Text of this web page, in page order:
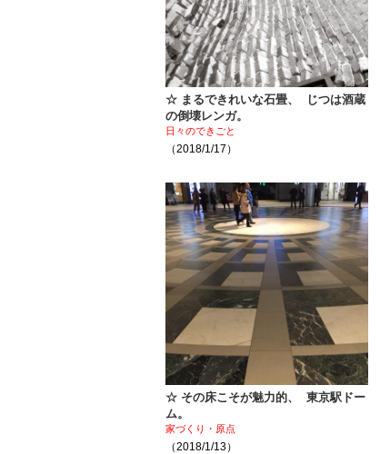
☆ まるできれいな石畳、 じつは酒蔵
の倒壊レンガ。
日々のできごと
（2018/1/17）
☆ その床こそが魅力的、 東京駅ドー
ム。
家づくり・原点
（2018/1/13）